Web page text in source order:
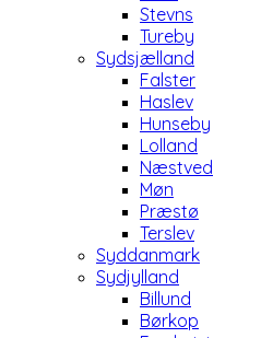
Stevns
Tureby
Sydsjælland
Falster
Haslev
Hunseby
Lolland
Næstved
Møn
Præstø
Terslev
Syddanmark
Sydjylland
Billund
Børkop